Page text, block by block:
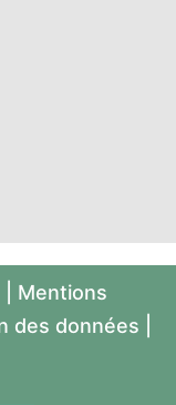
Mentions
des données